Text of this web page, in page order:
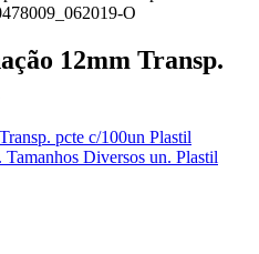
12mm Transp.
pcte c/100un Plastil
Diversos un. Plastil